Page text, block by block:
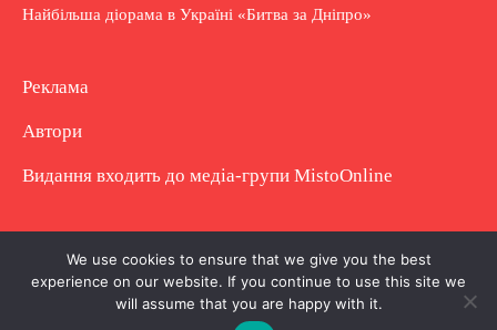
Найбільша діорама в Україні «Битва за Дніпро»
Реклама
Автори
Видання входить до медіа-групи MistoOnline
Copyright © Повне використання матеріалу
заборонено. Частково можна з гіперпосиланням.
We use cookies to ensure that we give you the best
experience on our website. If you continue to use this site we
will assume that you are happy with it.